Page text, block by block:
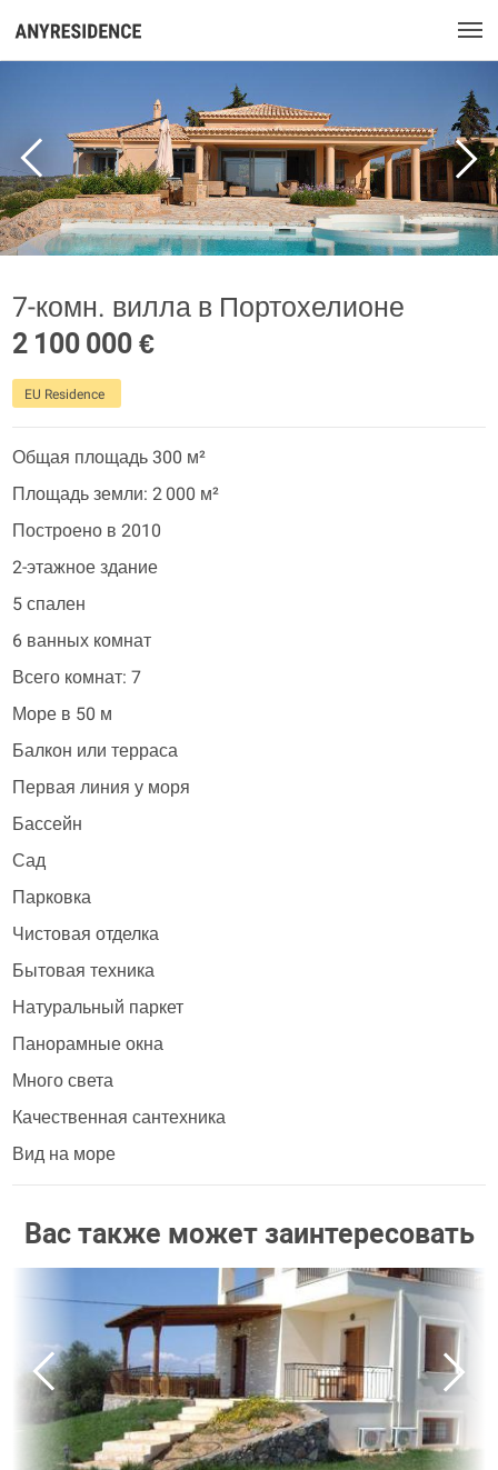
7-комн. вилла в Портохелионе
2 100 000 €
EU Residence
Общая площадь 300 м²
Площадь земли: 2 000 м²
Построено в 2010
2-этажное здание
5 спален
6 ванных комнат
Всего комнат: 7
Море в 50 м
Балкон или терраса
Первая линия у моря
Бассейн
Сад
Парковка
Чистовая отделка
Бытовая техника
Натуральный паркет
Панорамные окна
Много света
Качественная сантехника
Вид на море
Вас также может заинтересовать